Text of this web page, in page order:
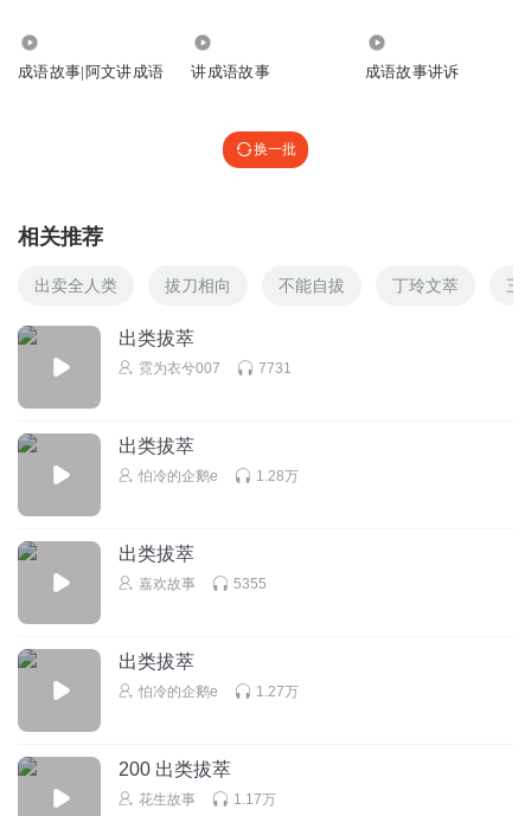
成语故事|阿文讲成语 讲成语故事 成语故事讲诉
换一批
相关推荐
出卖全人类 拔刀相向 不能自拔 丁玲文萃 三
出类拔萃
霓为衣兮007 7731
出类拔萃
怕冷的企鹅e 1.28万
出类拔萃
嘉欢故事 5355
出类拔萃
怕冷的企鹅e 1.27万
200 出类拔萃
花生故事 1.17万